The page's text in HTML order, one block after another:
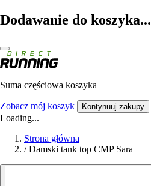
Dodawanie do koszyka...
Suma częściowa koszyka
Zobacz mój koszyk Kontynuuj zakupy
Loading...
Strona główna
/ Damski tank top CMP Sara